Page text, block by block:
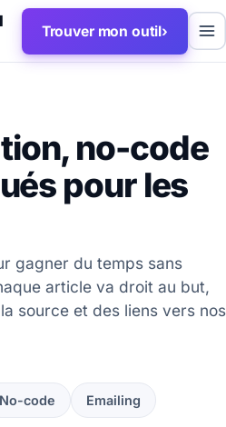
Trouver mon outil›
no-code
pour les
gagner du temps sans
article va droit au but,
source et des liens vers nos
No-code Emailing